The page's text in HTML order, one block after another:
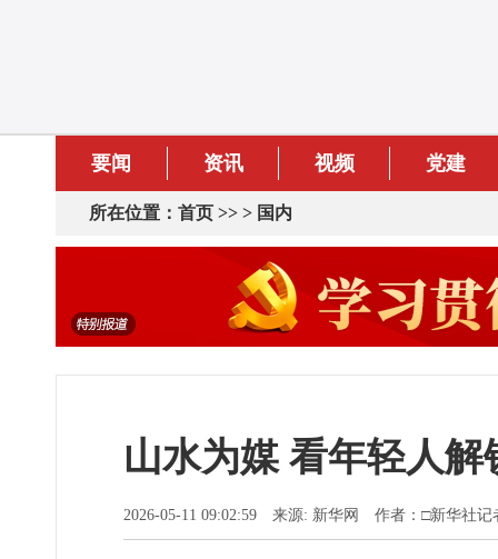
要闻 资讯 视频 党建
所在位置： 首页 >> > 国内
山水为媒 看年轻人
2026-05-11 09:02:59 来源: 新华网 作者：□新华社记